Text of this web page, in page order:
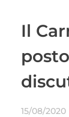
Il
15/08/2020